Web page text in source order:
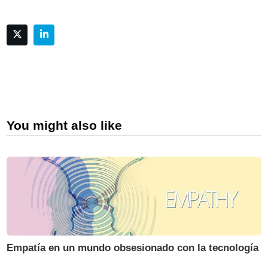
You might also like
Empatía en un mundo obsesionado con la tecnología